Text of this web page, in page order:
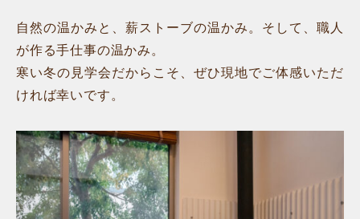
自然の温かみと、薪ストーブの温かみ。そして、職人
が作る手仕事の温かみ。
寒い冬の見学会だからこそ、ぜひ現地でご体感いただ
ければ幸いです。